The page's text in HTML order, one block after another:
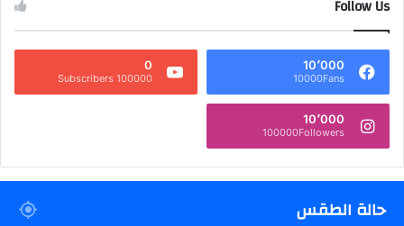
Follow Us
10٬000
10000Fans
0
100000 Subscribers
10٬000
100000Followers
حالة الطقس